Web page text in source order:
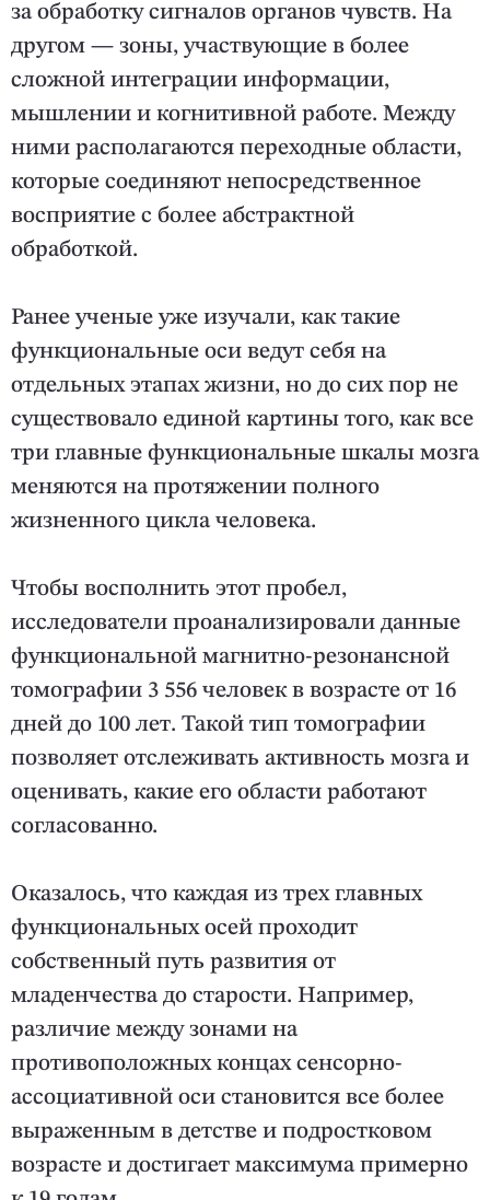
за обработку сигналов органов чувств. На
другом — зоны, участвующие в более
сложной интеграции информации,
мышлении и когнитивной работе. Между
ними располагаются переходные области,
которые соединяют непосредственное
восприятие с более абстрактной
обработкой.
Ранее ученые уже изучали, как такие
функциональные оси ведут себя на
отдельных этапах жизни, но до сих пор не
существовало единой картины того, как все
три главные функциональные шкалы мозга
меняются на протяжении полного
жизненного цикла человека.
Чтобы восполнить этот пробел,
исследователи проанализировали данные
функциональной магнитно-резонансной
томографии 3 556 человек в возрасте от 16
дней до 100 лет. Такой тип томографии
позволяет отслеживать активность мозга и
оценивать, какие его области работают
согласованно.
Оказалось, что каждая из трех главных
функциональных осей проходит
собственный путь развития от
младенчества до старости. Например,
различие между зонами на
противоположных концах сенсорно-
ассоциативной оси становится все более
выраженным в детстве и подростковом
возрасте и достигает максимума примерно